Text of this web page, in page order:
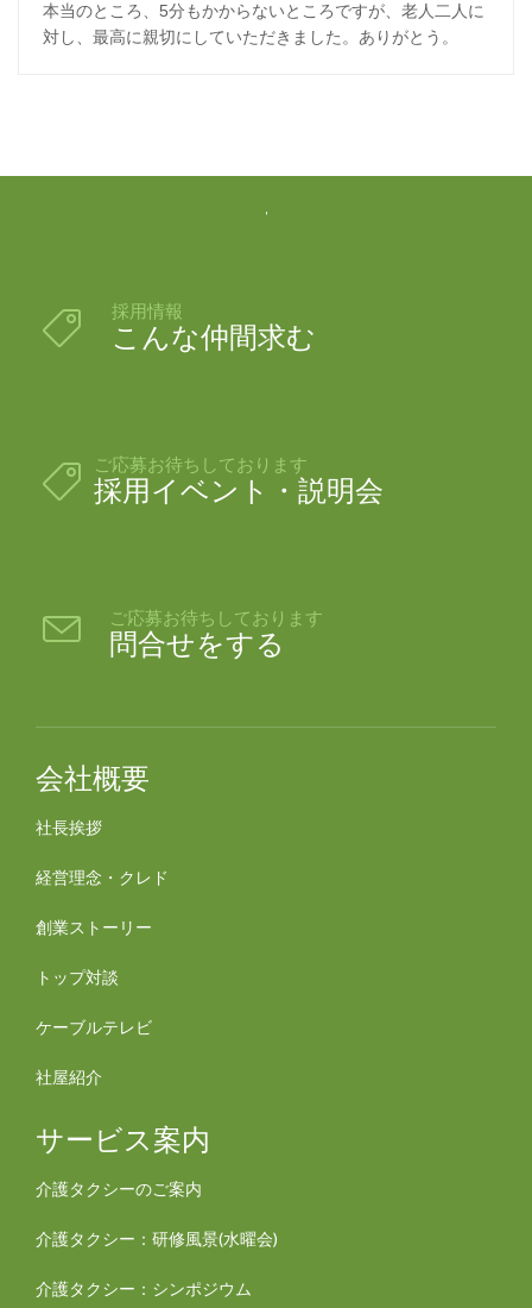
本当のところ、5分もかからないところですが、老人二人に
対し、最高に親切にしていただきました。ありがとう。
 採用情報
こんな仲間求む
 ご応募お待ちしております
採用イベント・説明会
 ご応募お待ちしております
問合せをする
会社概要
社長挨拶
経営理念・クレド
創業ストーリー
トップ対談
ケーブルテレビ
社屋紹介
サービス案内
介護タクシーのご案内
介護タクシー：研修風景(水曜会)
介護タクシー：シンポジウム